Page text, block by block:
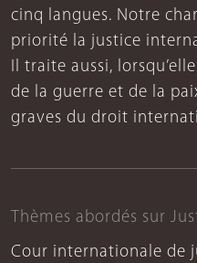
cinq langues. Notre
priorité la justice
Il traite aussi,
de la guerre et de la
graves du droit
Thèmes abordés sur
Cour internationale de